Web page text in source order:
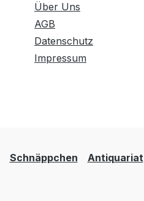
Über Uns
AGB
Datenschutz
Impressum
Schnäppchen Antiquariat